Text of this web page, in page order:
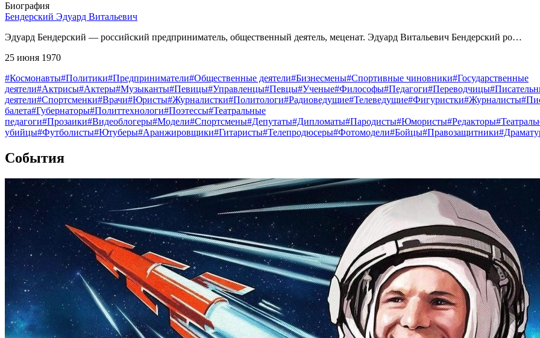
Биография
Бендерский Эдуард Витальевич
Эдуард Бендерский — российский предприниматель, общественный деятель, меценат. Эдуард Витальевич Бендерский ро…
25 июня 1970
#Космонавты#Политики#Предприниматели#Общественные деятели#Бизнесмены#Спортивные чиновники#Государственные
деятели#Актрисы#Актеры#Музыканты#Певицы#Управленцы#Певцы#Ученые#Философы#Педагоги#Переводчицы
деятели#Спортсменки#Врачи#Юристы#Журналистки#Политологи#Радиоведущие#Телеведущие#Фигуристки#Журналисты
балета#Губернаторы#Политтехнологи#Поэтессы#Театральные
педагоги#Прозаики#Видеоблогеры#Модели#Спортсмены#Депутаты#Дипломаты#Пародисты#Юмористы#Редакторы
убийцы#Футболисты#Ютуберы#Аранжировщики#Гитаристы#Телепродюсеры#Фотомодели#Бойцы#Правозащитники
События